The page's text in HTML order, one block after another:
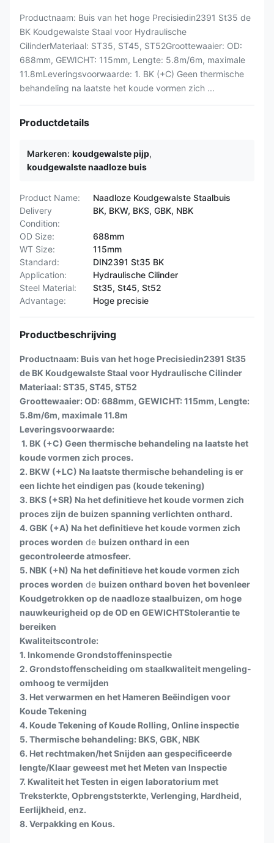
Productnaam: Buis van het hoge Precisiedin2391 St35 de
BK Koudgewalste Staal voor Hydraulische
CilinderMateriaal: ST35, ST45, ST52Groottewaaier: OD:
688mm, GEWICHT: 115mm, Lengte: 5.8m/6m, maximale
11.8mLeveringsvoorwaarde: 1. BK (+C) Geen thermische
behandeling na laatste het koude vormen zich ...
Productdetails
Markeren: koudgewalste pijp,
koudgewalste naadloze buis
Product Name:
Naadloze Koudgewalste Staalbuis
Delivery
Condition:
BK, BKW, BKS, GBK, NBK
OD Size:
688mm
WT Size:
115mm
Standard:
DIN2391 St35 BK
Application:
Hydraulische Cilinder
Steel Material:
St35, St45, St52
Advantage:
Hoge precisie
Productbeschrijving
Productnaam: Buis van het hoge Precisiedin2391 St35
de BK Koudgewalste Staal voor Hydraulische Cilinder
Materiaal: ST35, ST45, ST52
Groottewaaier: OD: 688mm, GEWICHT: 115mm, Lengte:
5.8m/6m, maximale 11.8m
Leveringsvoorwaarde:
1. BK (+C) Geen thermische behandeling na laatste het
koude vormen zich proces.
2. BKW (+LC) Na laatste thermische behandeling is er
een lichte het eindigen pas (koude tekening)
3. BKS (+SR) Na het definitieve het koude vormen zich
proces zijn de buizen spanning verlichten onthard.
4. GBK (+A) Na het definitieve het koude vormen zich
proces worden de buizen onthard in een
gecontroleerde atmosfeer.
5. NBK (+N) Na het definitieve het koude vormen zich
proces worden de buizen onthard boven het bovenleer
Koudgetrokken op de naadloze staalbuizen, om hoge
nauwkeurigheid op de OD en GEWICHTStolerantie te
bereiken
Kwaliteitscontrole:
1. Inkomende Grondstoffeninspectie
2. Grondstoffenscheiding om staalkwaliteit mengeling-
omhoog te vermijden
3. Het verwarmen en het Hameren Beëindigen voor
Koude Tekening
4. Koude Tekening of Koude Rolling, Online inspectie
5. Thermische behandeling: BKS, GBK, NBK
6. Het rechtmaken/het Snijden aan gespecificeerde
lengte/Klaar geweest met het Meten van Inspectie
7. Kwaliteit het Testen in eigen laboratorium met
Treksterkte, Opbrengststerkte, Verlenging, Hardheid,
Eerlijkheid, enz.
8. Verpakking en Kous.